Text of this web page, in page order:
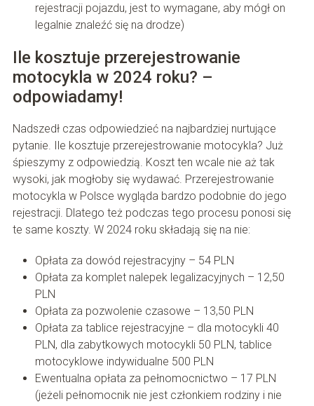
rejestracji pojazdu, jest to wymagane, aby mógł on
legalnie znaleźć się na drodze)
Ile kosztuje przerejestrowanie
motocykla w 2024 roku? –
odpowiadamy!
Nadszedł czas odpowiedzieć na najbardziej nurtujące
pytanie. Ile kosztuje przerejestrowanie motocykla? Już
śpieszymy z odpowiedzią. Koszt ten wcale nie aż tak
wysoki, jak mogłoby się wydawać. Przerejestrowanie
motocykla w Polsce wygląda bardzo podobnie do jego
rejestracji. Dlatego też podczas tego procesu ponosi się
te same koszty. W 2024 roku składają się na nie:
Opłata za dowód rejestracyjny – 54 PLN
Opłata za komplet nalepek legalizacyjnych – 12,50
PLN
Opłata za pozwolenie czasowe – 13,50 PLN
Opłata za tablice rejestracyjne – dla motocykli 40
PLN, dla zabytkowych motocykli 50 PLN, tablice
motocyklowe indywidualne 500 PLN
Ewentualna opłata za pełnomocnictwo – 17 PLN
(jeżeli pełnomocnik nie jest członkiem rodziny i nie